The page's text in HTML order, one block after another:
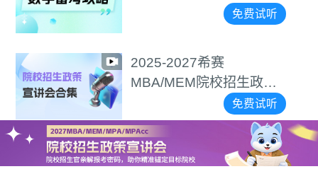
免费试听
2025-2027希赛
MBA/MEM院校招生政策
免费试听